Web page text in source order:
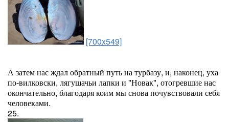
[700x549]
А затем нас ждал обратный путь на турбазу, и, наконец, уха
по-вилковски, лягушачьи лапки и "Новак", отогревшие нас
окончательно, благодаря коим мы снова почувствовали себя
человеками.
25.